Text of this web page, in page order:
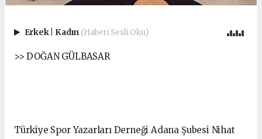
Erkek Kadın (Haberi Sesli Oku)
>> DOĞAN GÜLBASAR
Türkiye Spor Yazarları Derneği Adana Şubesi Nihat